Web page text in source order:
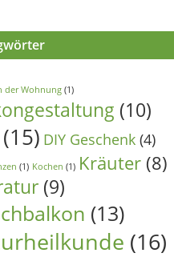
der Wohnung (1)
(10)
(15) DIY Geschenk (4)
(1) Kochen (1) Kräuter (8)
(9)
(13)
(16)